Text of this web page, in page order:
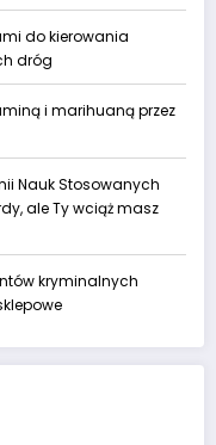
do kierowania
dróg
i marihuaną przez
Nauk Stosowanych
ale Ty wciąż masz
kryminalnych